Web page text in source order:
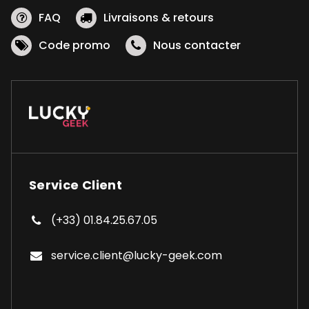
FAQ
Livraisons & retours
Code promo
Nous contacter
Service Client
(+33) 01.84.25.67.05
service.client@lucky-geek.com